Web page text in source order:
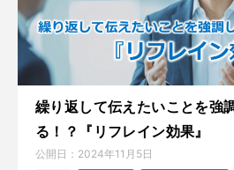
繰り返して伝えたいことを強
る！？『リフレイン効果』
公開日： 2024年11月5日